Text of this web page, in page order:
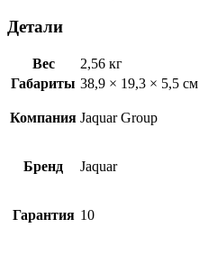
Детали
Вес
2,56 кг
Габариты 38,9 × 19,3 × 5,5 см
Компания Jaquar Group
Бренд Jaquar
Гарантия 10